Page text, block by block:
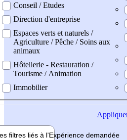
Conseil / Etudes
Direction d'entreprise
Espaces verts et naturels /
Agriculture / Pêche / Soins aux
animaux
Hôtellerie - Restauration /
Tourisme / Animation
Immobilier
filtres liés à l'Expérience demandée